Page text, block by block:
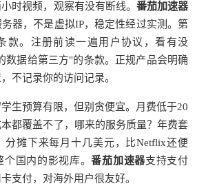
时视频，观察有没有断线。 番茄加速器
器，不是虚拟IP，稳定性经过实测。第
款。注册前读一遍用户协议，看有没
数据给第三方"的条款。正规产品会明确
不记录你的访问记录。
生预算有限，但别贪便宜。月费低于20
都覆盖不了，哪来的服务质量？年费套
分摊下来每月十几美元，比Netflix还便
个国内的影视库。番茄加速器支持支付
支付，对海外用户很友好。